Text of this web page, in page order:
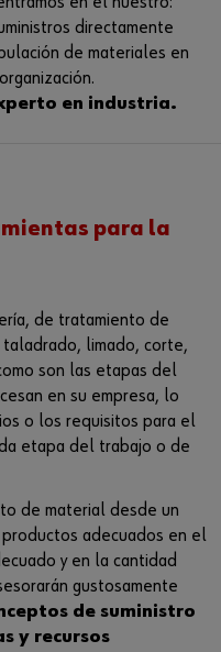
directamente
de materiales en
en industria.
para la
de tratamiento de
limado, corte,
son las etapas del
en su empresa, lo
o los requisitos para el
etapa del trabajo o de
de material desde un
adecuados en el
y en la cantidad
gustosamente
de suministro
y recursos